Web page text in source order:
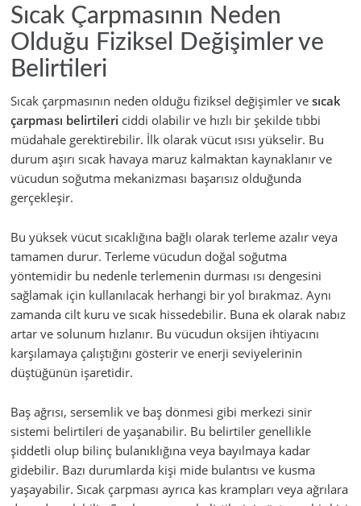
Sıcak Çarpmasının Neden
Olduğu Fiziksel Değişimler ve
Belirtileri
Sıcak çarpmasının neden olduğu fiziksel değişimler ve sıcak
çarpması belirtileri ciddi olabilir ve hızlı bir şekilde tıbbi
müdahale gerektirebilir. İlk olarak vücut ısısı yükselir. Bu
durum aşırı sıcak havaya maruz kalmaktan kaynaklanır ve
vücudun soğutma mekanizması başarısız olduğunda
gerçekleşir.
Bu yüksek vücut sıcaklığına bağlı olarak terleme azalır veya
tamamen durur. Terleme vücudun doğal soğutma
yöntemidir bu nedenle terlemenin durması ısı dengesini
sağlamak için kullanılacak herhangi bir yol bırakmaz. Aynı
zamanda cilt kuru ve sıcak hissedebilir. Buna ek olarak nabız
artar ve solunum hızlanır. Bu vücudun oksijen ihtiyacını
karşılamaya çalıştığını gösterir ve enerji seviyelerinin
düştüğünün işaretidir.
Baş ağrısı, sersemlik ve baş dönmesi gibi merkezi sinir
sistemi belirtileri de yaşanabilir. Bu belirtiler genellikle
şiddetli olup bilinç bulanıklığına veya bayılmaya kadar
gidebilir. Bazı durumlarda kişi mide bulantısı ve kusma
yaşayabilir. Sıcak çarpması ayrıca kas krampları veya ağrılara